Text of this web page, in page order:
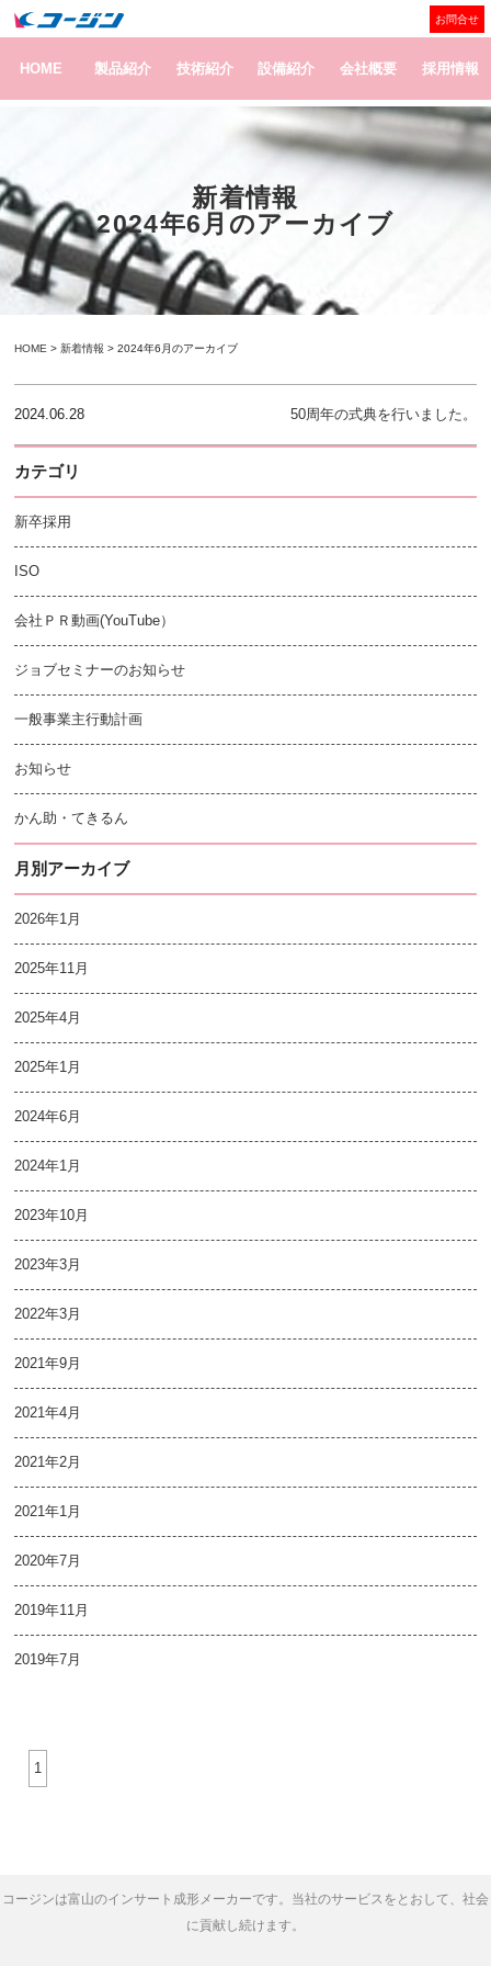
お問合せ
HOME 製品紹介 技術紹介 設備紹介 会社概要 採用情報
新着情報
2024年6月のアーカイブ
HOME >新着情報 > 2024年6月のアーカイブ
カテゴリ
新卒採用
ISO
会社ＰＲ動画(YouTube）
ジョブセミナーのお知らせ
一般事業主行動計画
お知らせ
かん助・てきるん
月別アーカイブ
2026年1月
2025年11月
2025年4月
2025年1月
2024年6月
2024年1月
2023年10月
2023年3月
2022年3月
2021年9月
2021年4月
2021年2月
2021年1月
2020年7月
2019年11月
2019年7月
2024.06.28 50周年の式典を行いました。
1
コージンは富山のインサート成形メーカーです。当社のサービスをとおして、社会
に貢献し続けます。